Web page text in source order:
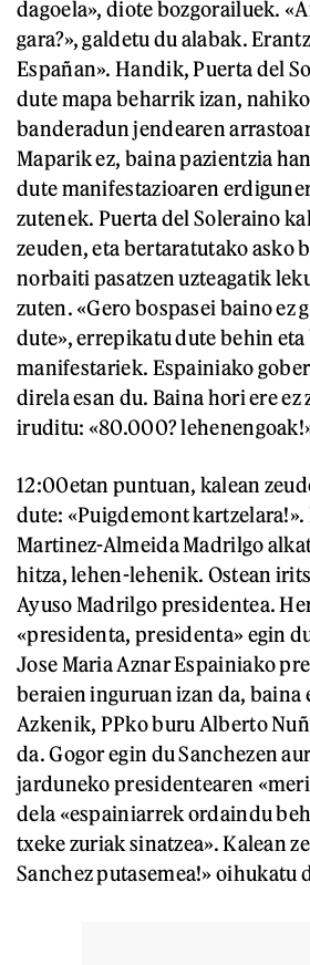
dagoela», diote bozgorailuek.
gara?», galdetu du alabak.
Españan». Handik, Puerta del
dute mapa beharrik izan,
banderadun jendearen
Maparik ez, baina pazientzia
dute manifestazioaren
zutenek. Puerta del Soleraino
zeuden, eta bertaratutako asko
norbaiti pasatzen uzteagatik
zuten. «Gero bospasei baino ez
dute», errepikatu dute behin
manifestariek. Espainiako
direla esan du. Baina hori ere ez
iruditu: «80.000?
12:00etan puntuan, kalean
dute: «Puigdemont kartzelara!».
Martinez-Almeida Madrilgo
hitza, lehen-lehenik. Ostean
Ayuso Madrilgo presidentea.
«presidenta, presidenta» egin
Jose Maria Aznar Espainiako
beraien inguruan izan da, baina
Azkenik, PPko buru Alberto
da. Gogor egin du Sanchezen
jarduneko presidentearen
dela «espainiarrek ordaindu
txeke zuriak sinatzea». Kalean
Sanchez putasemea!» oihukatu